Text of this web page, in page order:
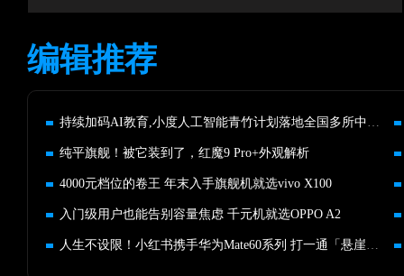
编辑推荐
持续加码AI教育,小度人工智能青竹计划落地全国多所中小学校
纯平旗舰！被它装到了，红魔9 Pro+外观解析
4000元档位的卷王 年末入手旗舰机就选vivo X100
入门级用户也能告别容量焦虑 千元机就选OPPO A2
人生不设限！小红书携手华为Mate60系列 打一通「悬崖卫星call」